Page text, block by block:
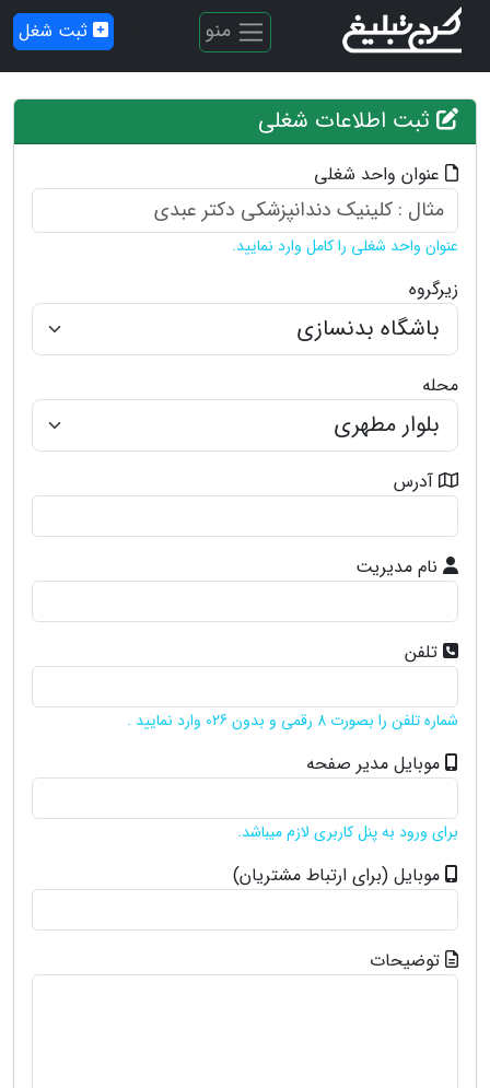
منو ثبت شغل
ثبت اطلاعات شغلی
عنوان واحد شغلی
عنوان واحد شغلی را کامل وارد نمایید.
زیرگروه
محله
آدرس
نام مدیریت
تلفن
شماره تلفن را بصورت 8 رقمی و بدون 026 وارد نمایید .
موبایل مدیر صفحه
برای ورود به پنل کاربری لازم میباشد.
موبایل (برای ارتباط مشتریان)
توضیحات